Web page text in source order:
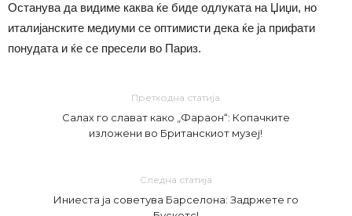
Останува да видиме каква ќе биде одлуката на Џиџи, но
италијанските медиуми се оптимисти дека ќе ја прифати
понудата и ќе се пресели во Париз.
Претходна статија
Салах го слават како „Фараон“: Копачките
изложени во Британскиот музеј!
Следна статија
Иниеста ја советува Барселона: Задржете го